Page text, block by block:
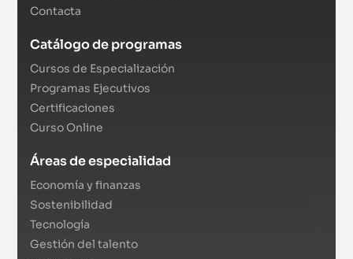
Contacta
Catálogo de programas
Cursos de Especialización
Programas Ejecutivos
Certificaciones
Curso Online
Áreas de especialidad
Economía y finanzas
Sostenibilidad
Tecnología
Gestión del talento